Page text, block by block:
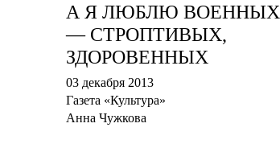
А Я ЛЮБЛЮ ВОЕННЫХ
— СТРОПТИВЫХ,
ЗДОРОВЕННЫХ
03 декабря 2013
Газета «Культура»
Анна Чужкова